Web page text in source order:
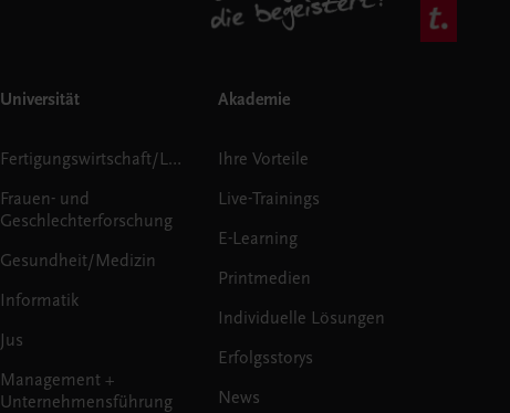
Universität
Fertigungswirtschaft/Logistik
Frauen- und
Geschlechterforschung
Gesundheit/Medizin
Informatik
Jus
Management +
Unternehmensführung
Akademie
Ihre Vorteile
Live-Trainings
E-Learning
Printmedien
Individuelle Lösungen
Erfolgsstorys
News